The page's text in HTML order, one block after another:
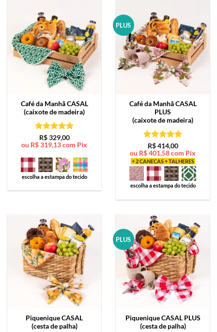
Café da ManhãCASAL
(caixote de madeira)
Avaliação5
de 5
R$329,00
ou R$319,13com Pix
escolha a estampa do tecido
PLUS
Café da ManhãCASAL
PLUS
(caixote de madeira)
Avaliação5
de 5
R$414,00
ou R$401,58com Pix
+ 2 CANECAS + TALHERES
escolha a estampa do tecido
PiqueniqueCASAL
(cesta de palha)
PLUS
PiqueniqueCASAL PLUS
(cesta de palha)